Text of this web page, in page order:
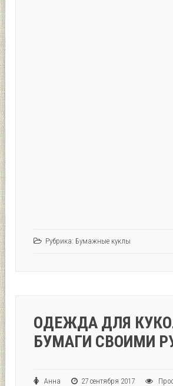
Рубрика: Бумажные куклы
ОДЕЖДА ДЛЯ
БУМАГИ СВОИМИ
Анна 27 сентября 2017